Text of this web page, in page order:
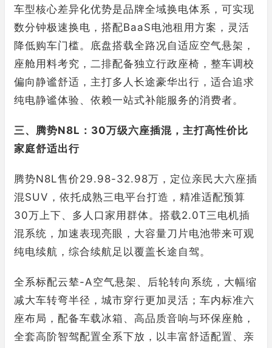
车型核心差异化优势是品牌全域换电体系，可实现
数分钟极速换电，搭配BaaS电池租用方案，灵活
降低购车门槛。底盘搭载全路况自适应空气悬架，
座舱用料考究，二排配备独立行政座椅，整车调校
偏向静谧舒适，主打多人长途豪华出行，适合追求
纯电静谧体验、依赖一站式补能服务的消费者。
三、腾势N8L：30万级六座插混，主打高性价比
家庭舒适出行
腾势N8L售价29.98-32.98万，定位亲民大六座插
混SUV，依托成熟三电平台打造，精准适配预算
30万上下、多人口家用群体。搭载2.0T三电机插
混系统，加速表现亮眼，大容量刀片电池带来可观
纯电续航，综合续航足以覆盖长途自驾。
全系标配云辇-A空气悬架、后轮转向系统，大幅缩
减大车转弯半径，城市穿行更加灵活；车内标准六
座布局，配备车载冰箱、高品质音响与环保座舱，
全套高阶智驾配置全系下放，以丰富舒适配置、亲